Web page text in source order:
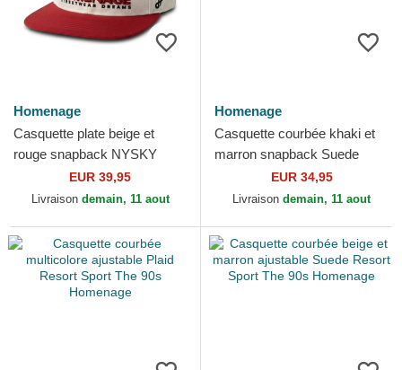
Homenage
Casquette plate beige et
rouge snapback NYSKY
Skylines The Snap
Homenage
EUR 39,95
Livraison demain, 11 aout
Homenage
Casquette courbée khaki et
marron snapback Suede
Players Sport The Ball
Homenage
EUR 34,95
Livraison demain, 11 aout